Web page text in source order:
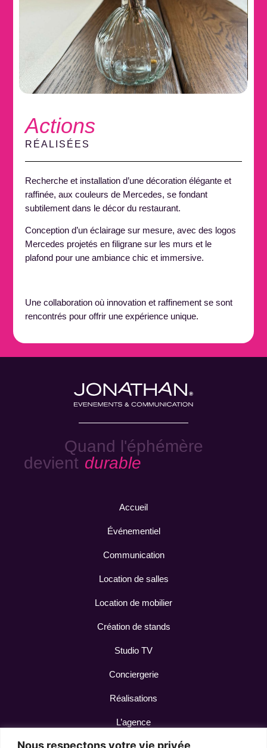
Nous respectons votre vie privée
Actions
RÉALISÉES
Recherche et installation d’une décoration élégante et
raffinée, aux couleurs de Mercedes, se fondant
subtilement dans le décor du restaurant.
Conception d’un éclairage sur mesure, avec des logos
Mercedes projetés en filigrane sur les murs et le
plafond pour une ambiance chic et immersive.
Une collaboration où innovation et raffinement se sont
rencontrés pour offrir une expérience unique.
Quand l'éphémère
devient durable
Accueil
Événementiel
Communication
Location de salles
Location de mobilier
Création de stands
Studio TV
Conciergerie
Réalisations
L’agence
Contact